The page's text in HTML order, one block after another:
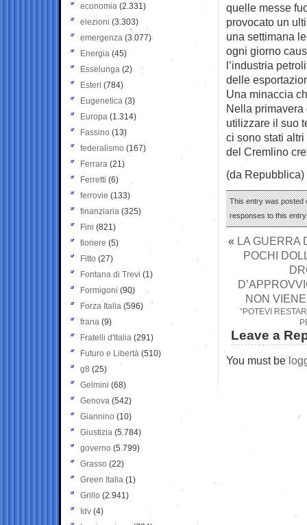
quelle messe
provocato un
una settimana
ogni giorno
l’industria
delle
Una minaccia
Nella primavera
utilizzare il suo
ci sono stati
del Cremlino
(da Repubblica)
This entry was posted
responses to this
« LA GUERRA
POCHI
NON
“POTEVI
Leave a
You must be
economia (2.331)
elezioni (3.303)
emergenza (3.077)
Energia (45)
Esselunga (2)
Esteri (784)
Eugenetica (3)
Europa (1.314)
Fassino (13)
federalismo (167)
Ferrara (21)
Ferretti (6)
ferrovie (133)
finanziaria (325)
Fini (821)
fioriere (5)
Fitto (27)
Fontana di Trevi (1)
Formigoni (90)
Forza Italia (596)
frana (9)
Fratelli d'Italia (291)
Futuro e Libertà (510)
g8 (25)
Gelmini (68)
Genova (542)
Giannino (10)
Giustizia (5.784)
governo (5.799)
Grasso (22)
Green Italia (1)
Grillo (2.941)
Idv (4)